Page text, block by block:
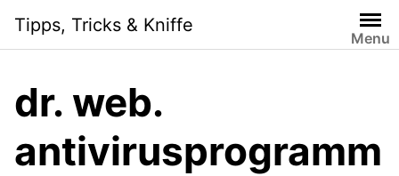
content
Tipps, Tricks & Kniffe
Menu
dr. web.
antivirusprogramm